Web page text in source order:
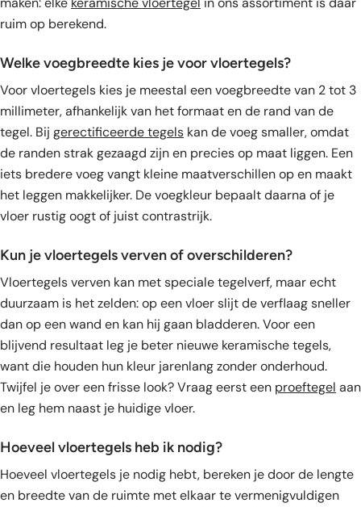
ruim op berekend.
Welke voegbreedte kies je voor vloertegels?
Voor vloertegels kies je meestal een voegbreedte van 2 tot 3
millimeter, afhankelijk van het formaat en de rand van de
tegel. Bij gerectificeerde tegels kan de voeg smaller, omdat
de randen strak gezaagd zijn en precies op maat liggen. Een
iets bredere voeg vangt kleine maatverschillen op en maakt
het leggen makkelijker. De voegkleur bepaalt daarna of je
vloer rustig oogt of juist contrastrijk.
Kun je vloertegels verven of overschilderen?
Vloertegels verven kan met speciale tegelverf, maar echt
duurzaam is het zelden: op een vloer slijt de verflaag sneller
dan op een wand en kan hij gaan bladderen. Voor een
blijvend resultaat leg je beter nieuwe keramische tegels,
want die houden hun kleur jarenlang zonder onderhoud.
Twijfel je over een frisse look? Vraag eerst een proeftegel aan
en leg hem naast je huidige vloer.
Hoeveel vloertegels heb ik nodig?
Hoeveel vloertegels je nodig hebt, bereken je door de lengte
en breedte van de ruimte met elkaar te vermenigvuldigen